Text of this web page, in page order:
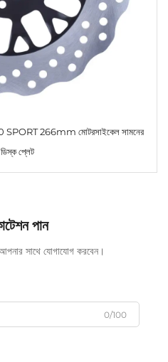
266mm মোটরসাইকেল সামনের
প্লেট
পান
সাথে যোগাযোগ করবেন।
0/100